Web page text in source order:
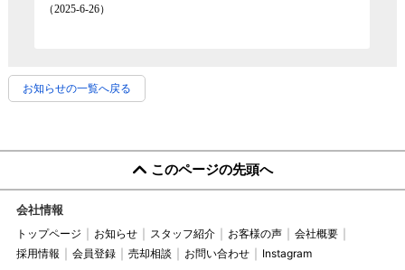
お知らせの一覧へ戻る
このページの先頭へ
会社情報
トップページ お知らせ スタッフ紹介 お客様の声
会社概要
採用情報
会員登録 売却相談 お問い合わせ Instagram